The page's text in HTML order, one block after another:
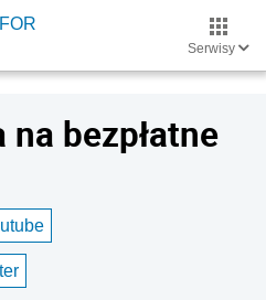
Serwisy
na bezpłatne